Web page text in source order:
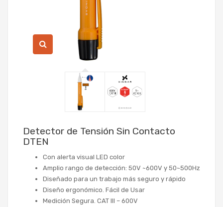
Detector de Tensión Sin Contacto
DTEN
Con alerta visual LED color
Amplio rango de detección: 50V ~600V y 50~500Hz
Diseñado para un trabajo más seguro y rápido
Diseño ergonómico. Fácil de Usar
Medición Segura. CAT III – 600V